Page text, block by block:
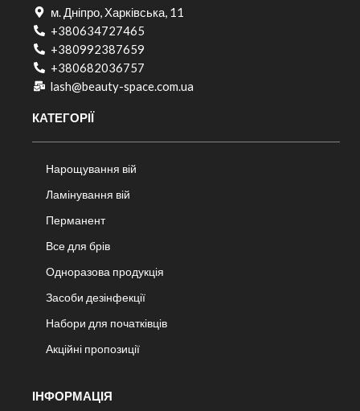
м. Дніпро, Харківська, 11
+380634727465
+380992387659
+380682036757​
lash@beauty-space.com.ua
КАТЕГОРІЇ
Нарощування вій
Ламінування вій
Перманент
Все для брів
Одноразова продукція
Засоби дезінфекції
Набори для початківців
Акційні пропозиції
ІНФОРМАЦІЯ